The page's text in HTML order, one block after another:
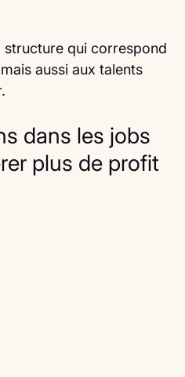
structure qui correspond
aussi aux talents
dans les jobs
plus de profit